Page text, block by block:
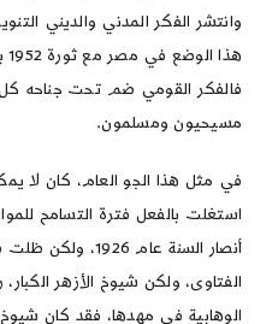
وانتشر الفكر المدني والديني
فالفكر القومي ضم تحت جناحه
مسيحيون ومسلمون.
في مثل هذا الجو العام، كان لا
استغلت بالفعل فترة التسامح
أنصار السنة عام
الفتاوى، ولكن شيوخ الأزهر
الوهابية في مهدها، فقد كان